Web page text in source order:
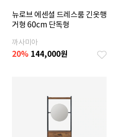
뉴로브 에센셜 드레스룸 긴옷행
거형 60cm 단독형
까사미아
20% 144,000원